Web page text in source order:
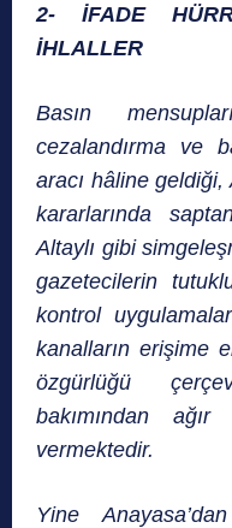
2- İFADE
İHLALLER
Basın
cezalandırma ve
aracı hâline geldiği,
kararlarında
Altaylı gibi
gazetecilerin
kontrol
kanalların erişime
özgürlüğü
bakımından
vermektedir.
Yine